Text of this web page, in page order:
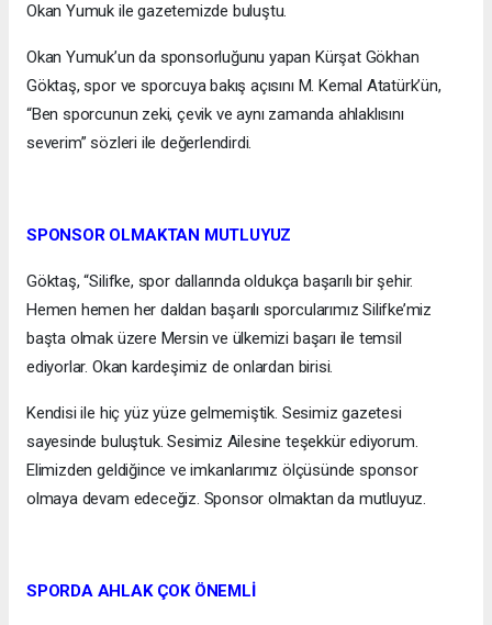
Okan Yumuk ile gazetemizde buluştu.
Okan Yumuk’un da sponsorluğunu yapan Kürşat Gökhan
Göktaş, spor ve sporcuya bakış açısını M. Kemal Atatürk’ün,
“Ben sporcunun zeki, çevik ve aynı zamanda ahlaklısını
severim” sözleri ile değerlendirdi.
SPONSOR OLMAKTAN MUTLUYUZ
Göktaş, “Silifke, spor dallarında oldukça başarılı bir şehir.
Hemen hemen her daldan başarılı sporcularımız Silifke’miz
başta olmak üzere Mersin ve ülkemizi başarı ile temsil
ediyorlar. Okan kardeşimiz de onlardan birisi.
Kendisi ile hiç yüz yüze gelmemiştik. Sesimiz gazetesi
sayesinde buluştuk. Sesimiz Ailesine teşekkür ediyorum.
Elimizden geldiğince ve imkanlarımız ölçüsünde sponsor
olmaya devam edeceğiz. Sponsor olmaktan da mutluyuz.
SPORDA AHLAK ÇOK ÖNEMLİ